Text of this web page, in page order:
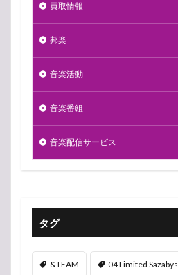
買取情報
邦楽
音楽活動
音楽番組
音楽配信サービス
タグ
&TEAM 04 Limited Sazabys